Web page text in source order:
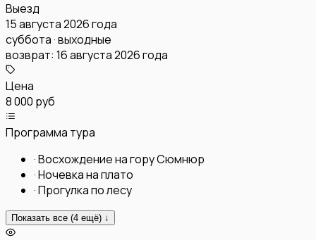
Выезд
15 августа 2026 года
суббота · выходные
возврат: 16 августа 2026 года
Цена
8 000 руб
Программа тура
·Восхождение на гору Сюмнюр
·Ночевка на плато
·Прогулка по лесу
Показать все (4 ещё) ↓